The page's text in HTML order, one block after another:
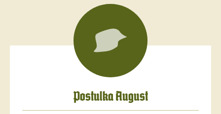
Postulka August